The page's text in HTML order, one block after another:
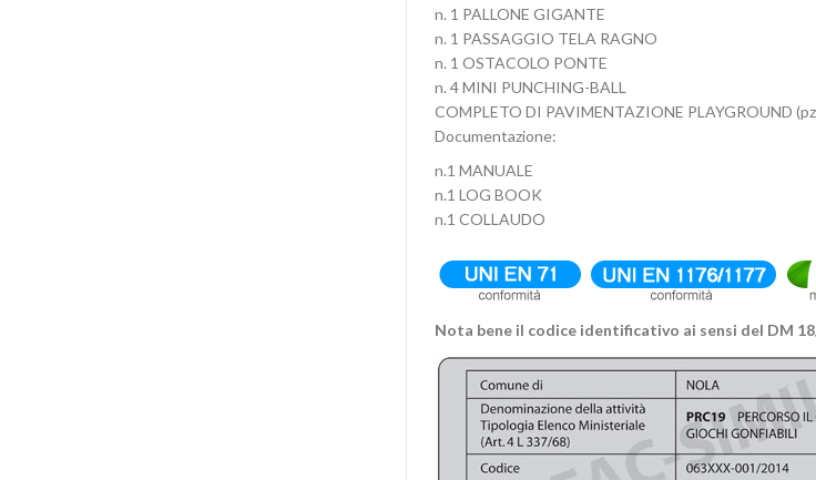
n. 1 PALLONE GIGANTE
n. 1 PASSAGGIO TELA RAGNO
n. 1 OSTACOLO PONTE
n. 4 MINI PUNCHING-BALL
COMPLETO DI PAVIMENTAZIONE PLAYGROUND
Documentazione:
n.1 MANUALE
n.1 LOG BOOK
n.1 COLLAUDO
Nota bene il codice identificativo ai sensi del DM